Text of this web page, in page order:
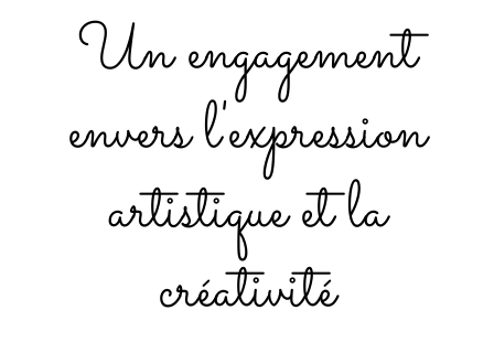
Un engagement
envers l'expression
artistique et la
créativité